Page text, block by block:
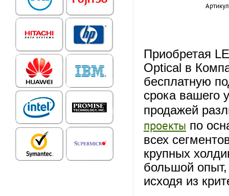
Приобретая
Optical в
бесплатную
срока вашего
продажей
проекты по
всех
крупных
большой
исходя из